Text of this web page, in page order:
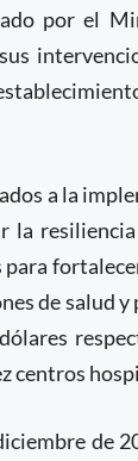
por el
a la
la
de salud
centros
de